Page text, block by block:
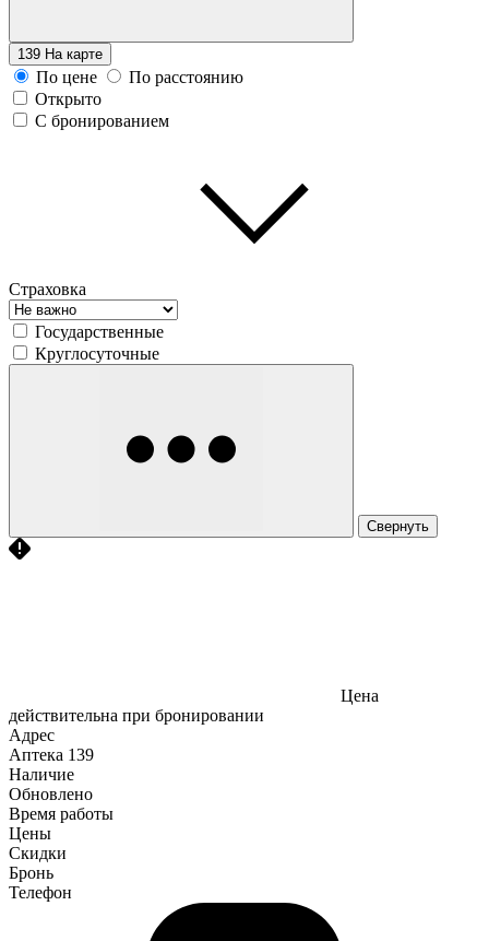
139 На карте
По цене
По расстоянию
Открыто
С бронированием
Страховка
Государственные
Круглосуточные
Свернуть
Цена
действительна при бронировании
Адрес
Аптека 139
Наличие
Обновлено
Время работы
Цены
Скидки
Бронь
Телефон